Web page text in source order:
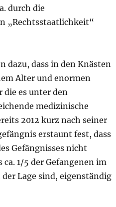
durch die
„Rechtsstaatlichkeit“
dazu, dass in den Knästen
Alter und enormen
die es unter den
medizinische
2012 kurz nach seiner
erstaunt fest, dass
Gefängnisses nicht
1/5 der Gefangenen im
Lage sind, eigenständig